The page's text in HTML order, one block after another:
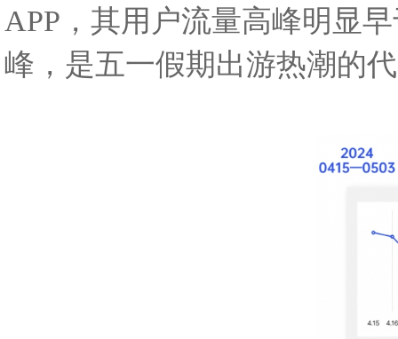
APP，其用户流量高峰明显
峰，是五一假期出游热潮的